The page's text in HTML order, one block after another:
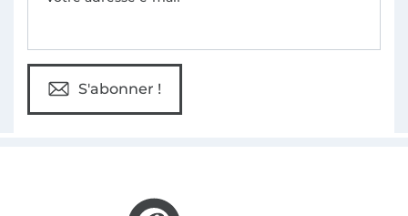
S'abonner !